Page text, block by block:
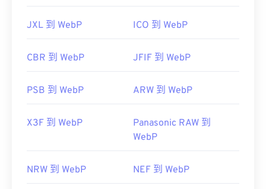
JXL 到 WebP ICO 到 WebP
CBR 到 WebP JFIF 到 WebP
PSB 到 WebP ARW 到 WebP
X3F 到 WebP
Panasonic RAW 到
WebP
NRW 到 WebP NEF 到 WebP